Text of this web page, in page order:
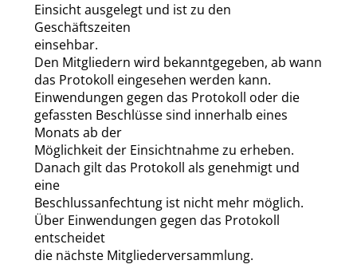
Einsicht ausgelegt und ist zu den
Geschäftszeiten
einsehbar.
Den Mitgliedern wird bekanntgegeben, ab wann
das Protokoll eingesehen werden kann.
Einwendungen gegen das Protokoll oder die
gefassten Beschlüsse sind innerhalb eines
Monats ab der
Möglichkeit der Einsichtnahme zu erheben.
Danach gilt das Protokoll als genehmigt und
eine
Beschlussanfechtung ist nicht mehr möglich.
Über Einwendungen gegen das Protokoll
entscheidet
die nächste Mitgliederversammlung.